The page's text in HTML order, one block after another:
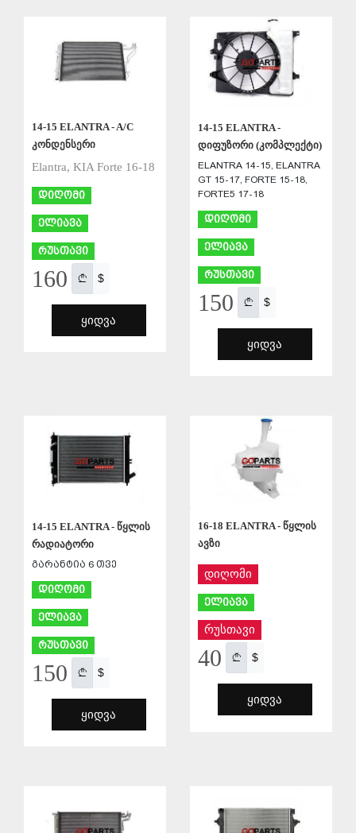
14-15 ELANTRA - A/C
კონდენსერი
Elantra, KIA Forte 16-18
დიღომი
ელიავა
რუსთავი
160 $
ᲧᲘᲓᲕᲐ
14-15 ELANTRA -
დიფუზორი (კომპლექტი)
ELANTRA 14-15, ELANTRA
GT 15-17, FORTE 15-18,
FORTE5 17-18
დიღომი
ელიავა
რუსთავი
150 $
ᲧᲘᲓᲕᲐ
ᲨᲔᲜᲐᲮᲕᲐ
14-15 ELANTRA - წყლის
რადიატორი
გარანტია 6 თვე
დიღომი
ელიავა
რუსთავი
150 $
ᲧᲘᲓᲕᲐ
16-18 ELANTRA - წყლის
ავზი
დიღომი
ელიავა
რუსთავი
40 $
ᲧᲘᲓᲕᲐ